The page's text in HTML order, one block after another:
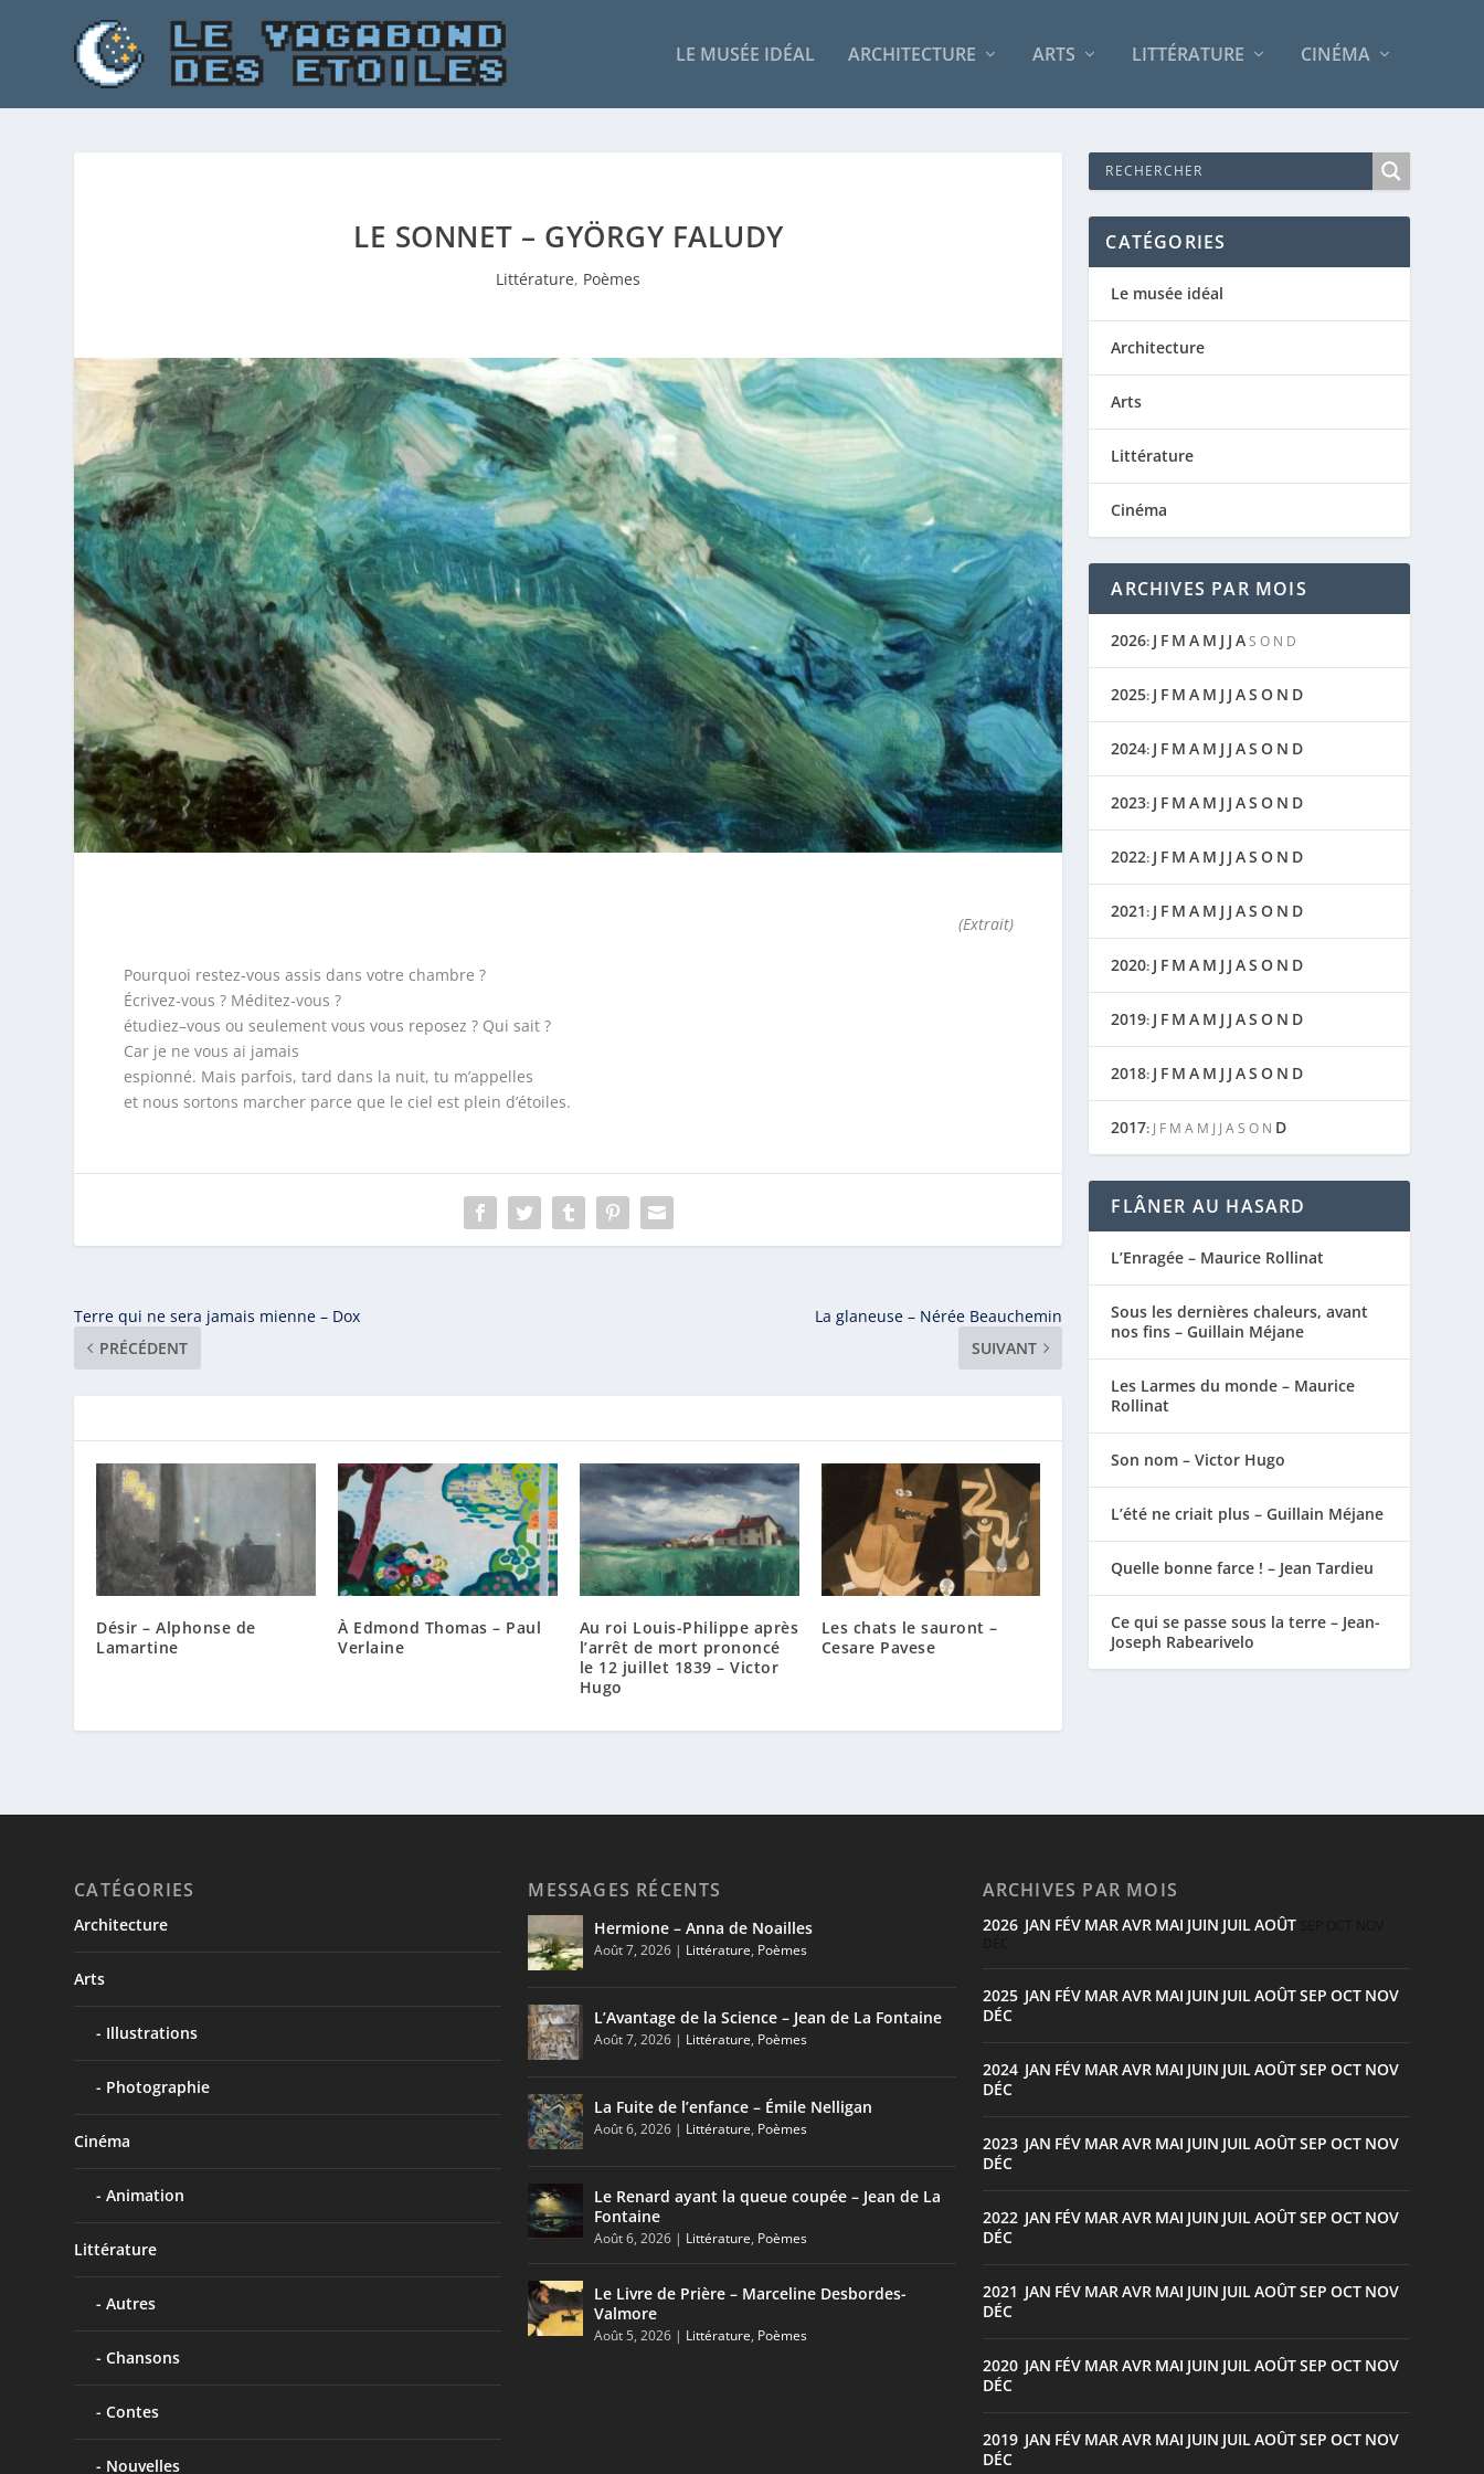
LE MUSÉE IDÉAL ARCHITECTURE ARTS LITTÉRATURE CINÉMA
LE SONNET – GYÖRGY FALUDY
Littérature, Poèmes
(Extrait)
Pourquoi restez-vous assis dans votre chambre ?
Écrivez-vous ? Méditez-vous ?
étudiez–vous ou seulement vous vous reposez ? Qui sait ?
Car je ne vous ai jamais
espionné. Mais parfois, tard dans la nuit, tu m’appelles
et nous sortons marcher parce que le ciel est plein d’étoiles.
Terre qui ne sera jamais mienne – Dox
PRÉCÉDENT
La glaneuse – Nérée Beauchemin
SUIVANT
Désir – Alphonse de
Lamartine
À Edmond Thomas – Paul
Verlaine
Au roi Louis-Philippe après
l’arrêt de mort prononcé
le 12 juillet 1839 – Victor
Hugo
Les chats le sauront –
Cesare Pavese
CATÉGORIES
Le musée idéal
Architecture
Arts
Littérature
Cinéma
ARCHIVES PAR MOIS
2026: J F M A M J J AS O N D
2025: J F M A M J J AS O N D
2024: J F M A M J J AS O N D
2023: J F M A M J J AS O N D
2022: J F M A M J J AS O N D
2021: J F M A M J J AS O N D
2020: J F M A M J J AS O N D
2019: J F M A M J J AS O N D
2018: J F M A M J J AS O N D
2017: J F M A M J J AS O N D
FLÂNER AU HASARD
L’Enragée – Maurice Rollinat
Sous les dernières chaleurs, avant
nos fins – Guillain Méjane
Les Larmes du monde – Maurice
Rollinat
Son nom – Victor Hugo
L’été ne criait plus – Guillain Méjane
Quelle bonne farce ! – Jean Tardieu
Ce qui se passe sous la terre – Jean-
Joseph Rabearivelo
CATÉGORIES
Architecture
Arts
Illustrations
Photographie
Cinéma
Animation
Littérature
Autres
Chansons
Contes
Nouvelles
MESSAGES RÉCENTS
Hermione – Anna de Noailles
Août 7, 2026 | Littérature, Poèmes
L’Avantage de la Science – Jean de La Fontaine
Août 7, 2026 | Littérature, Poèmes
La Fuite de l’enfance – Émile Nelligan
Août 6, 2026 | Littérature, Poèmes
Le Renard ayant la queue coupée – Jean de La
Fontaine
Août 6, 2026 | Littérature, Poèmes
Le Livre de Prière – Marceline Desbordes-
Valmore
Août 5, 2026 | Littérature, Poèmes
ARCHIVES PAR MOIS
2026: JAN FÉV MAR AVR MAI JUIN JUIL AOÛT
2025: JAN FÉV MAR AVR MAI JUIN JUIL AOÛTSEP OCT NOV
DÉC
2024: JAN FÉV MAR AVR MAI JUIN JUIL AOÛTSEP OCT NOV
DÉC
2023: JAN FÉV MAR AVR MAI JUIN JUIL AOÛTSEP OCT NOV
DÉC
2022: JAN FÉV MAR AVR MAI JUIN JUIL AOÛTSEP OCT NOV
DÉC
2021 JAN FÉV MAR AVR MAI JUIN JUIL AOÛTSEP OCT NOV
DÉC
2020: JAN FÉV MAR AVR MAI JUIN JUIL AOÛTSEP OCT NOV
DÉC
2019: JAN FÉV MAR AVR MAI JUIN JUIL AOÛTSEP OCT NOV
DÉC